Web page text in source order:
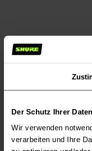
Der Schutz Ihrer
Wir verwenden
verarbeiten und Ihre